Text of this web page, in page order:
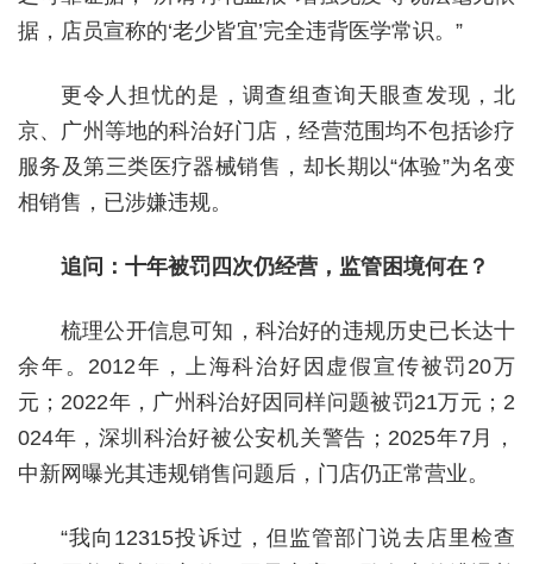
据，店员宣称的‘老少皆宜’完全违背医学常识。”
更令人担忧的是，调查组查询天眼查发现，北
京、广州等地的科治好门店，经营范围均不包括诊疗
服务及第三类医疗器械销售，却长期以“体验”为名变
相销售，已涉嫌违规。
追问：十年被罚四次仍经营，监管困境何在？
梳理公开信息可知，科治好的违规历史已长达十
余年。2012年，上海科治好因虚假宣传被罚20万
元；2022年，广州科治好因同样问题被罚21万元；2
024年，深圳科治好被公安机关警告；2025年7月，
中新网曝光其违规销售问题后，门店仍正常营业。
“我向12315投诉过，但监管部门说去店里检查